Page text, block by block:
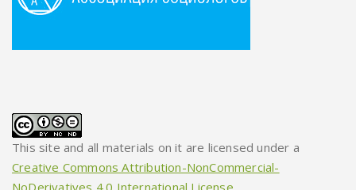
This site and all materials on it are licensed under a
Creative Commons Attribution-NonCommercial-